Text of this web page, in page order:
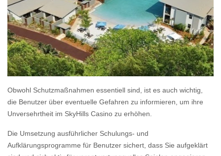
Obwohl Schutzmaßnahmen essentiell sind, ist es auch wichtig,
die Benutzer über eventuelle Gefahren zu informieren, um ihre
Unversehrtheit im SkyHills Casino zu erhöhen.
Die Umsetzung ausführlicher Schulungs- und
Aufklärungsprogramme für Benutzer sichert, dass Sie aufgeklärt